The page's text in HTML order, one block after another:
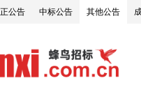
公告 中标公告 其他公告